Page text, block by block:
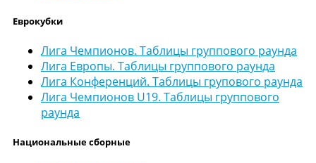
Еврокубки
Лига Чемпионов. Таблицы группового раунда
Лига Европы. Таблицы группового раунда
Лига Конференций. Таблицы групового раунда
Лига Чемпионов U19. Таблицы группового
раунда
Национальные сборные